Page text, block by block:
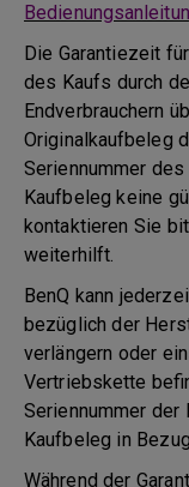
Die Garantiezeit
des Kaufs durch
Endverbrauchern
Originalkaufbeleg
Seriennummer
Kaufbeleg keine
kontaktieren Sie
weiterhilft.
BenQ kann
bezüglich der
verlängern oder
Vertriebskette
Seriennummer
Kaufbeleg in
Während der